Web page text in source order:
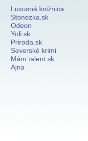
Luxusná knižnica
Stonozka.sk
Odeon
Yoli.sk
Priroda.sk
Severské krimi
Mám talent.sk
Ajna